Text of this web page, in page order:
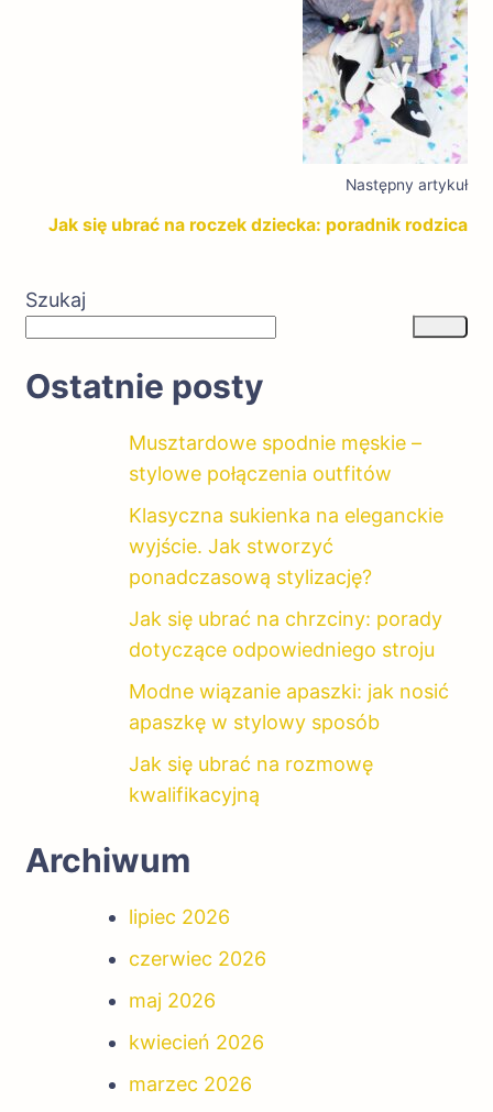
Następny artykuł
Jak się ubrać na roczek dziecka: poradnik rodzica
Szukaj
Ostatnie posty
Musztardowe spodnie męskie –
stylowe połączenia outfitów
Klasyczna sukienka na eleganckie
wyjście. Jak stworzyć
ponadczasową stylizację?
Jak się ubrać na chrzciny: porady
dotyczące odpowiedniego stroju
Modne wiązanie apaszki: jak nosić
apaszkę w stylowy sposób
Jak się ubrać na rozmowę
kwalifikacyjną
Archiwum
lipiec 2026
czerwiec 2026
maj 2026
kwiecień 2026
marzec 2026